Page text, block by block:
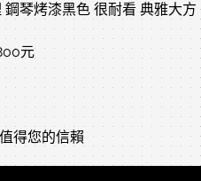
琴烤漆黑色 很耐看 典雅大方
元
得您的信賴